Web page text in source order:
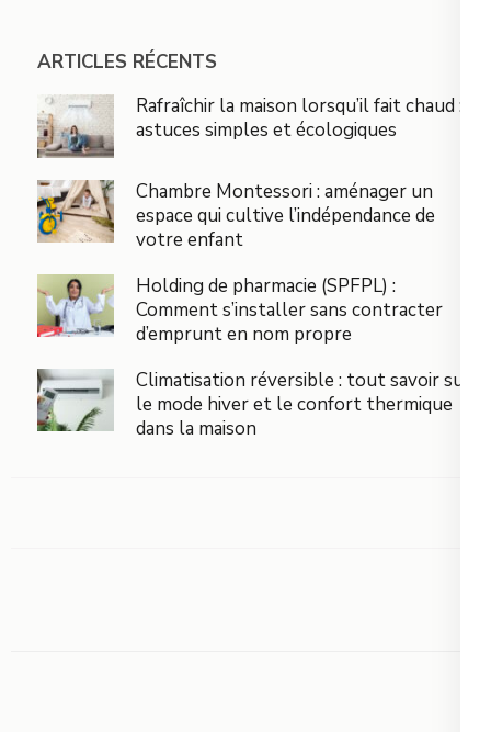
ARTICLES RÉCENTS
Rafraîchir la maison lorsqu’il fait chaud :
astuces simples et écologiques
Chambre Montessori : aménager un
espace qui cultive l’indépendance de
votre enfant
Holding de pharmacie (SPFPL) :
Comment s’installer sans contracter
d’emprunt en nom propre
Climatisation réversible : tout savoir sur
le mode hiver et le confort thermique
dans la maison